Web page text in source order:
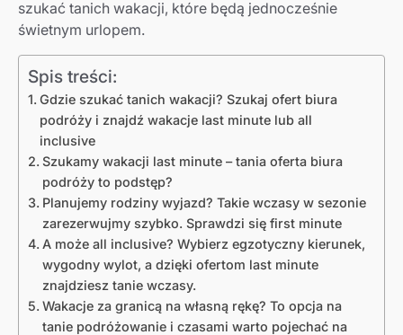
szukać tanich wakacji, które będą jednocześnie
świetnym urlopem.
Spis treści:
Gdzie szukać tanich wakacji? Szukaj ofert biura
podróży i znajdź wakacje last minute lub all
inclusive
Szukamy wakacji last minute – tania oferta biura
podróży to podstęp?
Planujemy rodziny wyjazd? Takie wczasy w sezonie
zarezerwujmy szybko. Sprawdzi się first minute
A może all inclusive? Wybierz egzotyczny kierunek,
wygodny wylot, a dzięki ofertom last minute
znajdziesz tanie wczasy.
Wakacje za granicą na własną rękę? To opcja na
tanie podróżowanie i czasami warto pojechać na